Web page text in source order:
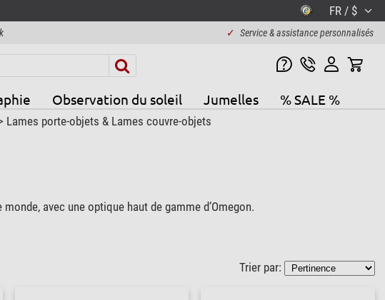
FR / $
✓ Service & assistance personnalisés
Observation du soleil Jumelles % SALE %
Lames porte-objets & Lames couvre-objets
avec une optique haut de gamme d’Omegon.
Trier par: